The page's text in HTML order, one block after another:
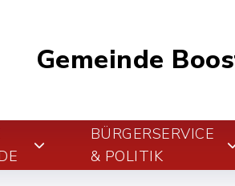
Gemeinde
BÜRGERSERVICE
& POLITIK